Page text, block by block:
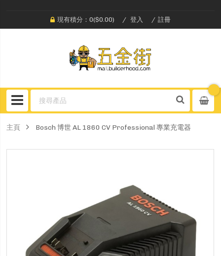
現有積分：0($0.00) 登入 註冊
主頁 Bosch 博世 AL 1860 CV Professional 專業充電器